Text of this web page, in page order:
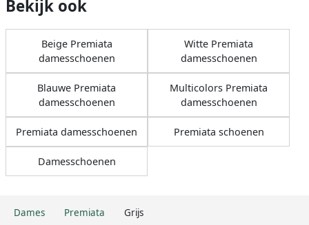
Dames Premiata Grijs
Bekijk ook
Beige Premiata
damesschoenen
Witte Premiata
damesschoenen
Blauwe Premiata
damesschoenen
Multicolors Premiata
damesschoenen
Premiata damesschoenen Premiata schoenen
Damesschoenen